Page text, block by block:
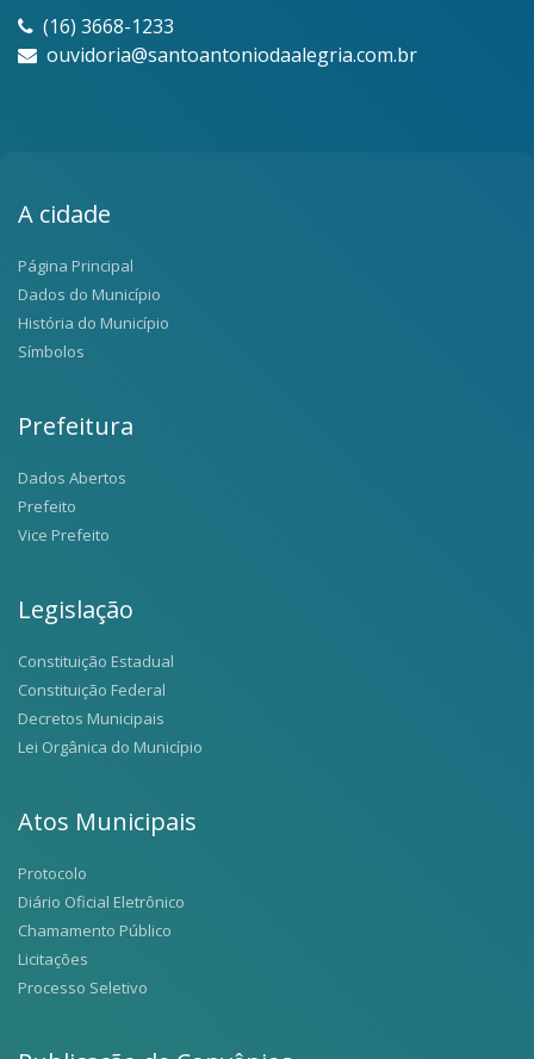
(16) 3668-1233
ouvidoria@santoantoniodaalegria.com.br
A cidade
Página Principal
Dados do Município
História do Município
Símbolos
Prefeitura
Dados Abertos
Prefeito
Vice Prefeito
Legislação
Constituição Estadual
Constituição Federal
Decretos Municipais
Lei Orgânica do Município
Atos Municipais
Protocolo
Diário Oficial Eletrônico
Chamamento Público
Licitações
Processo Seletivo